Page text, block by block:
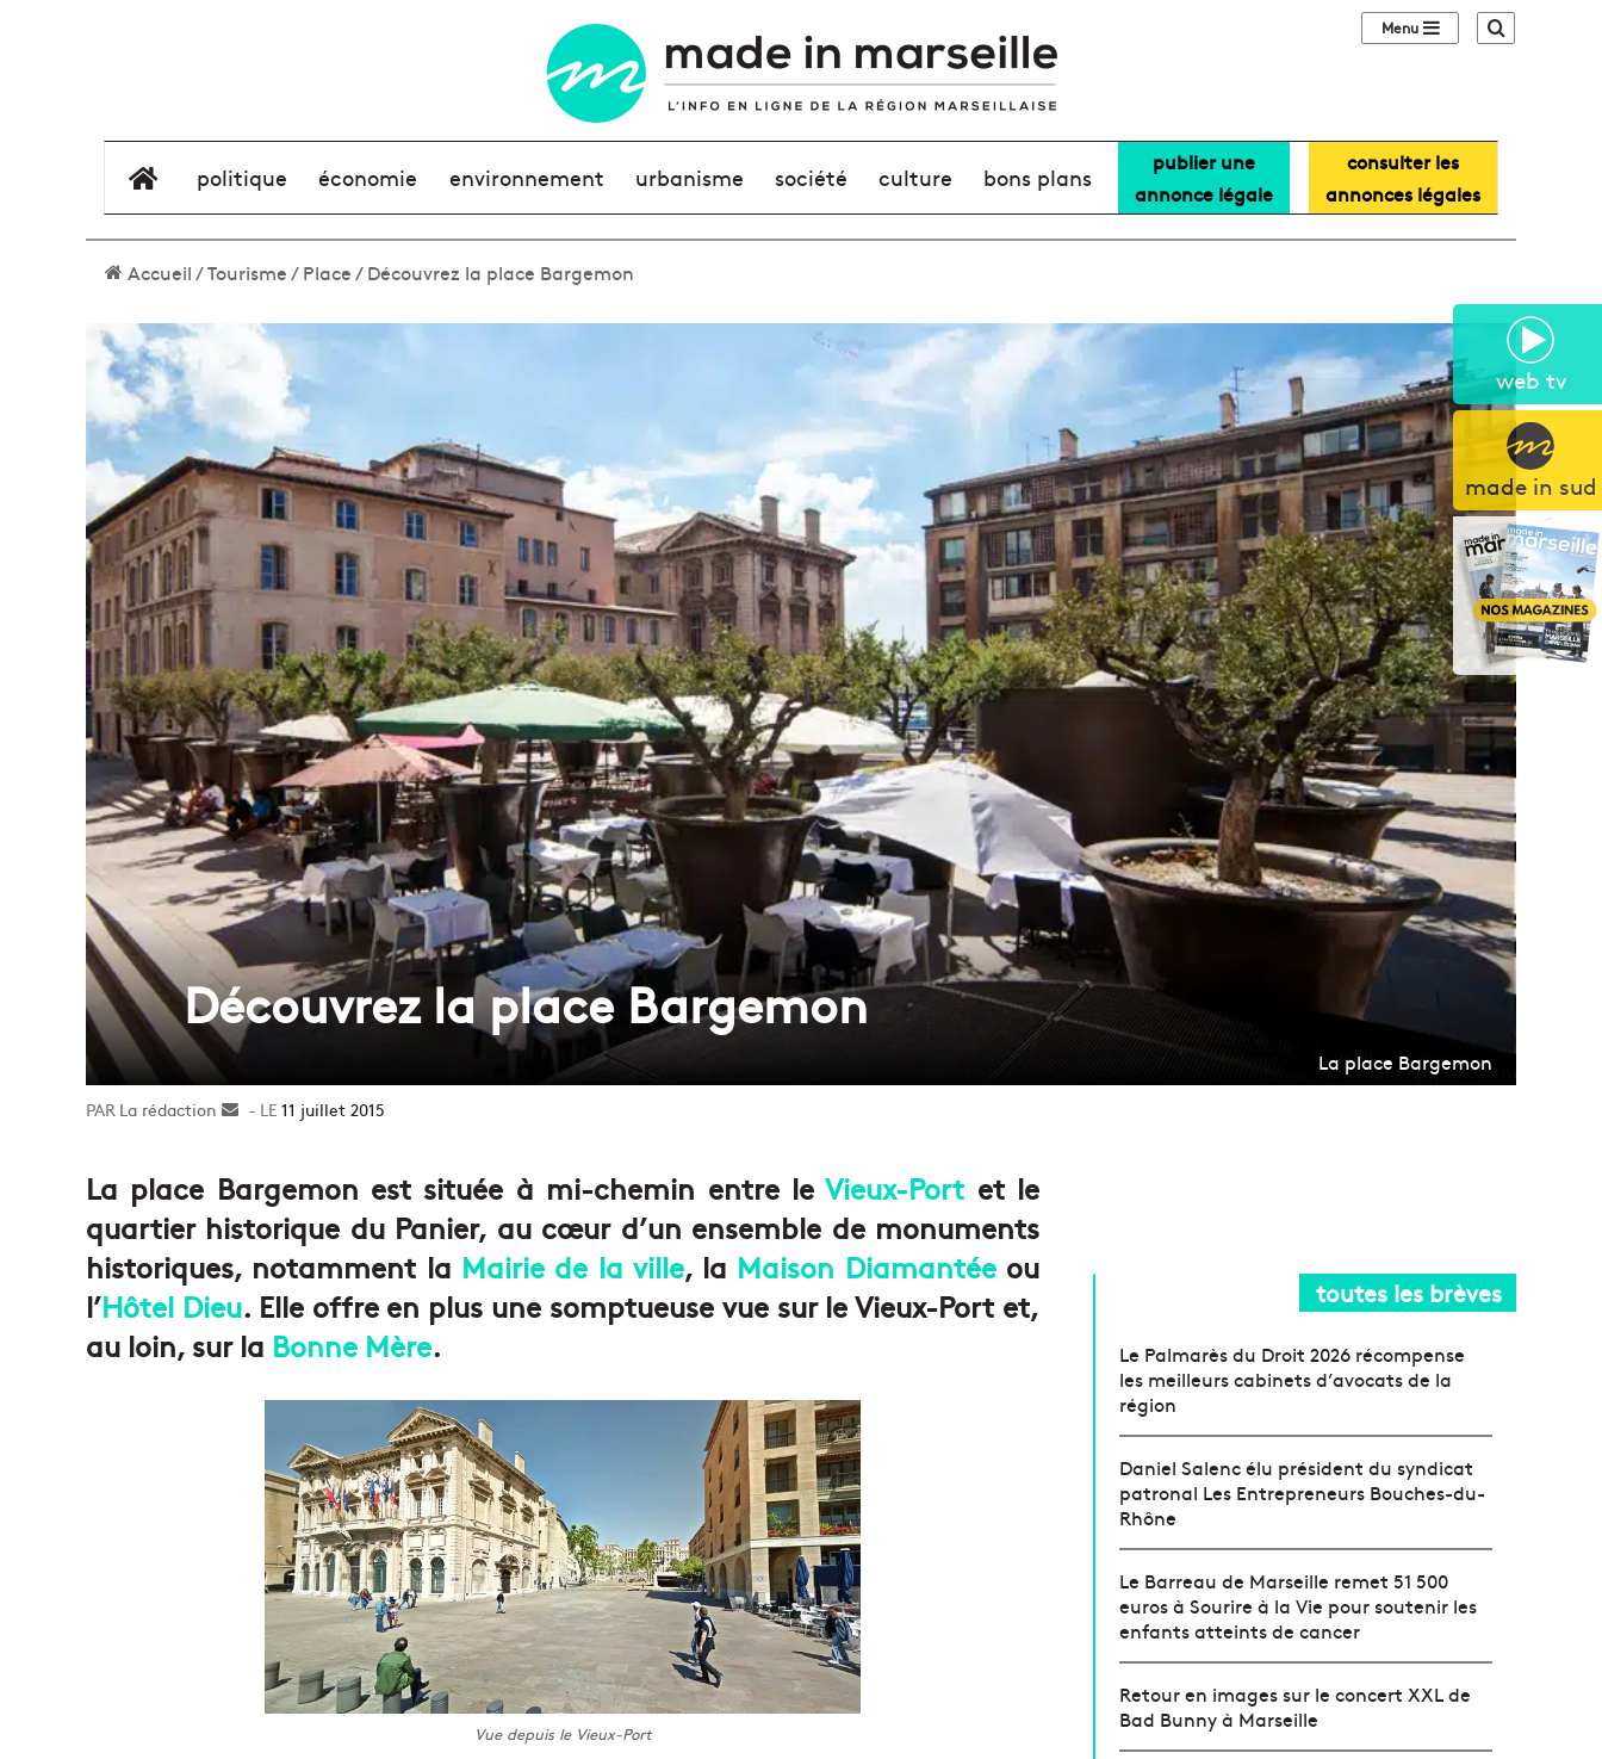
web tv
made in sud
Sidebar (barre
élément de menu
politique économie environnement urbanisme société culture bons plans
publier une
annonce légale
consulter les
annonces légales
Accueil/Tourisme/Place/Découvrez la place Bargemon
Découvrez la place Bargemon
La place Bargemon
La rédaction
Envoyer11 juillet 2015
La place Bargemon est située à mi-chemin entre leVieux-Port et le
quartier historique du Panier, au cœur d’un ensemble de monuments
historiques, notamment la Mairie de la ville, la Maison Diamantéeou
l’Hôtel Dieu. Elle offre en plus une somptueuse vue sur le Vieux-Port et,
au loin, sur la Bonne Mère.
Vue depuis le Vieux-Port
toutes les brèves
Le Palmarès du Droit 2026 récompense
les meilleurs cabinets d’avocats de la
région
Daniel Salenc élu président du syndicat
patronal Les Entrepreneurs Bouches-du-
Rhône
Le Barreau de Marseille remet 51 500
euros à Sourire à la Vie pour soutenir les
enfants atteints de cancer
Retour en images sur le concert XXL de
Bad Bunny à Marseille